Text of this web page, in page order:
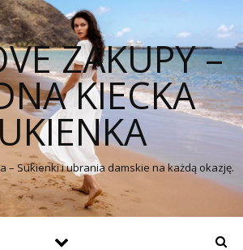
ZAKUPY –
KIECKA
– Sukienki i ubrania damskie na każdą okazję.